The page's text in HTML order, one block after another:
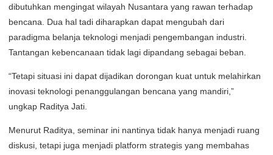
dibutuhkan mengingat wilayah Nusantara yang rawan terhadap
bencana. Dua hal tadi diharapkan dapat mengubah dari
paradigma belanja teknologi menjadi pengembangan industri.
Tantangan kebencanaan tidak lagi dipandang sebagai beban.
“Tetapi situasi ini dapat dijadikan dorongan kuat untuk melahirkan
inovasi teknologi penanggulangan bencana yang mandiri,”
ungkap Raditya Jati.
Menurut Raditya, seminar ini nantinya tidak hanya menjadi ruang
diskusi, tetapi juga menjadi platform strategis yang membahas